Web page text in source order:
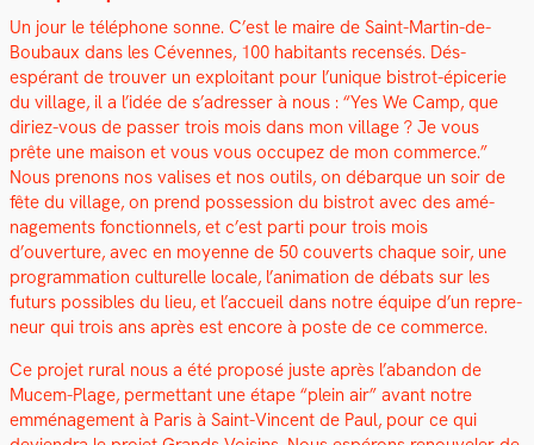
Un jour le télé­phone sonne. C’est le maire de Saint-Mar­tin-de-
Boubaux dans les Cévennes, 100 habi­tants recen­sés. Dés­
espérant de trou­ver un exploitant pour l’unique bistrot-épicerie
du vil­lage, il a l’idée de s’adresser à nous : “Yes We Camp, que
diriez-vous de pass­er trois mois dans mon vil­lage ? Je vous
prête une mai­son et vous vous occu­pez de mon com­merce.”
Nous prenons nos valis­es et nos out­ils, on débar­que un soir de
fête du vil­lage, on prend pos­ses­sion du bistrot avec des amé­
nage­ments fonc­tion­nels, et c’est par­ti pour trois mois
d’ouverture, avec en moyenne de 50 cou­verts chaque soir, une
pro­gram­ma­tion cul­turelle locale, l’animation de débats sur les
futurs pos­si­bles du lieu, et l’accueil dans notre équipe d’un repre­
neur qui trois ans après est encore à poste de ce com­merce.
Ce pro­jet rur­al nous a été pro­posé juste après l’abandon de
Mucem-Plage, per­me­t­tant une étape “plein air” avant notre
emmé­nage­ment à Paris à Saint-Vin­cent de Paul, pour ce qui